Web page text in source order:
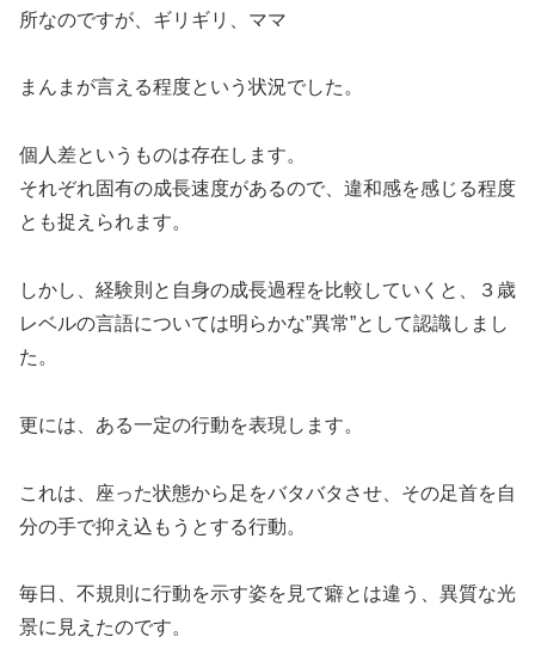
所なのですが、ギリギリ、ママ
まんまが言える程度という状況でした。
個人差というものは存在します。
それぞれ固有の成長速度があるので、違和感を感じる程度
とも捉えられます。
しかし、経験則と自身の成長過程を比較していくと、３歳
レベルの言語については明らかな”異常”として認識しまし
た。
更には、ある一定の行動を表現します。
これは、座った状態から足をバタバタさせ、その足首を自
分の手で抑え込もうとする行動。
毎日、不規則に行動を示す姿を見て癖とは違う、異質な光
景に見えたのです。